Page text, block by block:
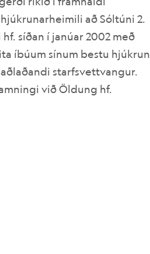
að Sóltúni 2.
síðan í janúar 2002 með
íbúum sínum bestu hjúkrun
starfsvettvangur.
við Öldung hf.